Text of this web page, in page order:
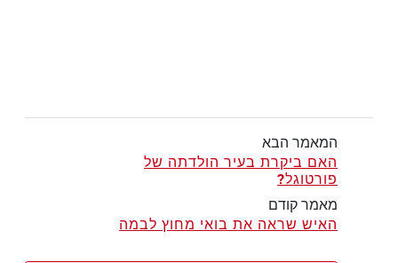
המאמר הבא
האם ביקרת בעיר הולדתה של
פורטוגל?
מאמר קודם
האיש שראה את בואי מחוץ לבמה